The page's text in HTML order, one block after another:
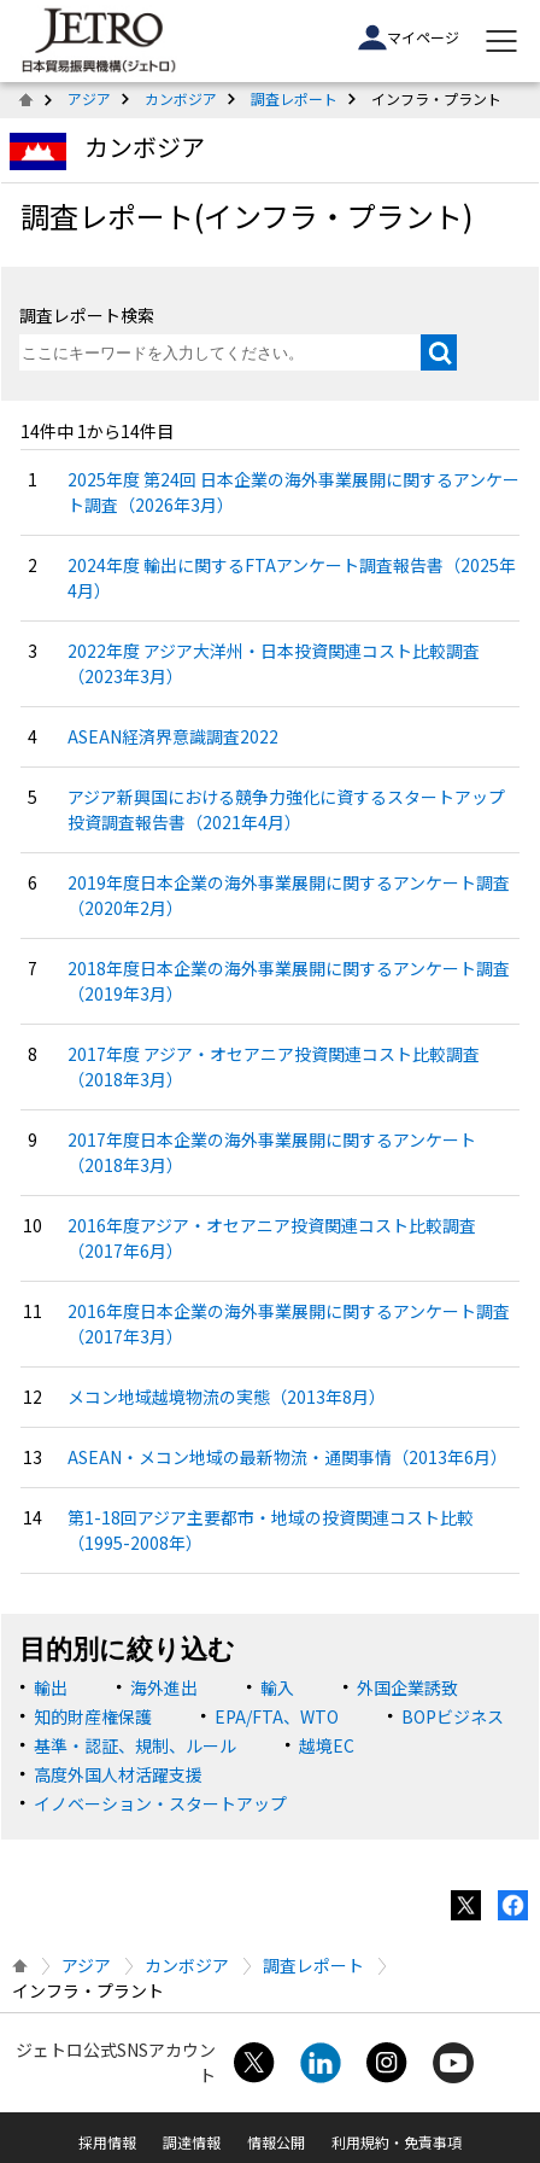
マイページ
アジア カンボジア 調査レポート インフラ・プラント
カンボジア
調査レポート(インフラ・プラント)
調査レポート検索
14件中 1から14件目
2025年度 第24回 日本企業の海外事業展開に関するアンケー
ト調査（2026年3月）
2024年度 輸出に関するFTAアンケート調査報告書（2025年
4月）
2022年度 アジア大洋州・日本投資関連コスト比較調査
（2023年3月）
ASEAN経済界意識調査2022
アジア新興国における競争力強化に資するスタートアップ
投資調査報告書（2021年4月）
2019年度日本企業の海外事業展開に関するアンケート調査
（2020年2月）
2018年度日本企業の海外事業展開に関するアンケート調査
（2019年3月）
2017年度 アジア・オセアニア投資関連コスト比較調査
（2018年3月）
2017年度日本企業の海外事業展開に関するアンケート
（2018年3月）
2016年度アジア・オセアニア投資関連コスト比較調査
（2017年6月）
2016年度日本企業の海外事業展開に関するアンケート調査
（2017年3月）
メコン地域越境物流の実態（2013年8月）
ASEAN・メコン地域の最新物流・通関事情（2013年6月）
第1-18回アジア主要都市・地域の投資関連コスト比較
（1995-2008年）
目的別に絞り込む
輸出 海外進出 輸入
外国企業誘致
知的財産権保護
EPA/FTA、WTO
BOPビジネス
基準・認証、規制、ルール
越境EC
高度外国人材活躍支援
イノベーション・スタートアップ
アジア カンボジア
調査レポート
インフラ・プラント
ジェトロ公式SNSアカウン
ト
採用情報 調達情報 情報公開 利用規約・免責事項